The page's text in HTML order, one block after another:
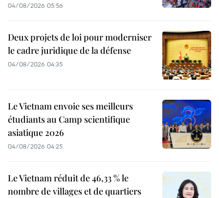
04/08/2026 05:56
Deux projets de loi pour moderniser
le cadre juridique de la défense
04/08/2026 04:35
Le Vietnam envoie ses meilleurs
étudiants au Camp scientifique
asiatique 2026
04/08/2026 04:25
Le Vietnam réduit de 46,33 % le
nombre de villages et de quartiers